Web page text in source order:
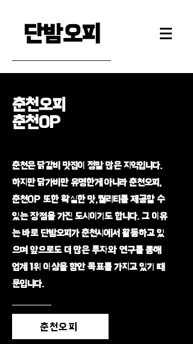
단밤오피
춘천오피
​춘천OP
춘천은 닭갈비 맛집이 정말 많은 지역입니다.
하지만 닭가비만 유명한게 아니라 춘천오피,
춘천OP 또한 확실한 맛,퀄리티를 제공할 수
있는 장점을 가진 도시이기도 합니다. 그 이유
는 바로 단밤오피가 춘천시에서 활동하고 있
으며 앞으로도 더 많은 투자와 연구를 통해
업계 1위 이상을 향안 목표를 가지고 있기 때
문입니다.
춘천오피